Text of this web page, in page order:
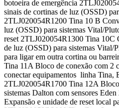
botoeira de emergência
sinais de cortinas de luz (OSSD)
2TLJ020054R1200 Tina 10 B
luz (OSSD) para sistemas Vital/
reset 2TLJ020054R1300 Tina 10C
de luz (OSSD) para sistemas
para ligar em outra cortina ou
Tina 11A Bloco de conexão com 2
conectar equipamentos linha Tina,
2TLJ020054R1700 Tina 12A
sistemas Dalton com sensores
Expansão e unidade de reset local